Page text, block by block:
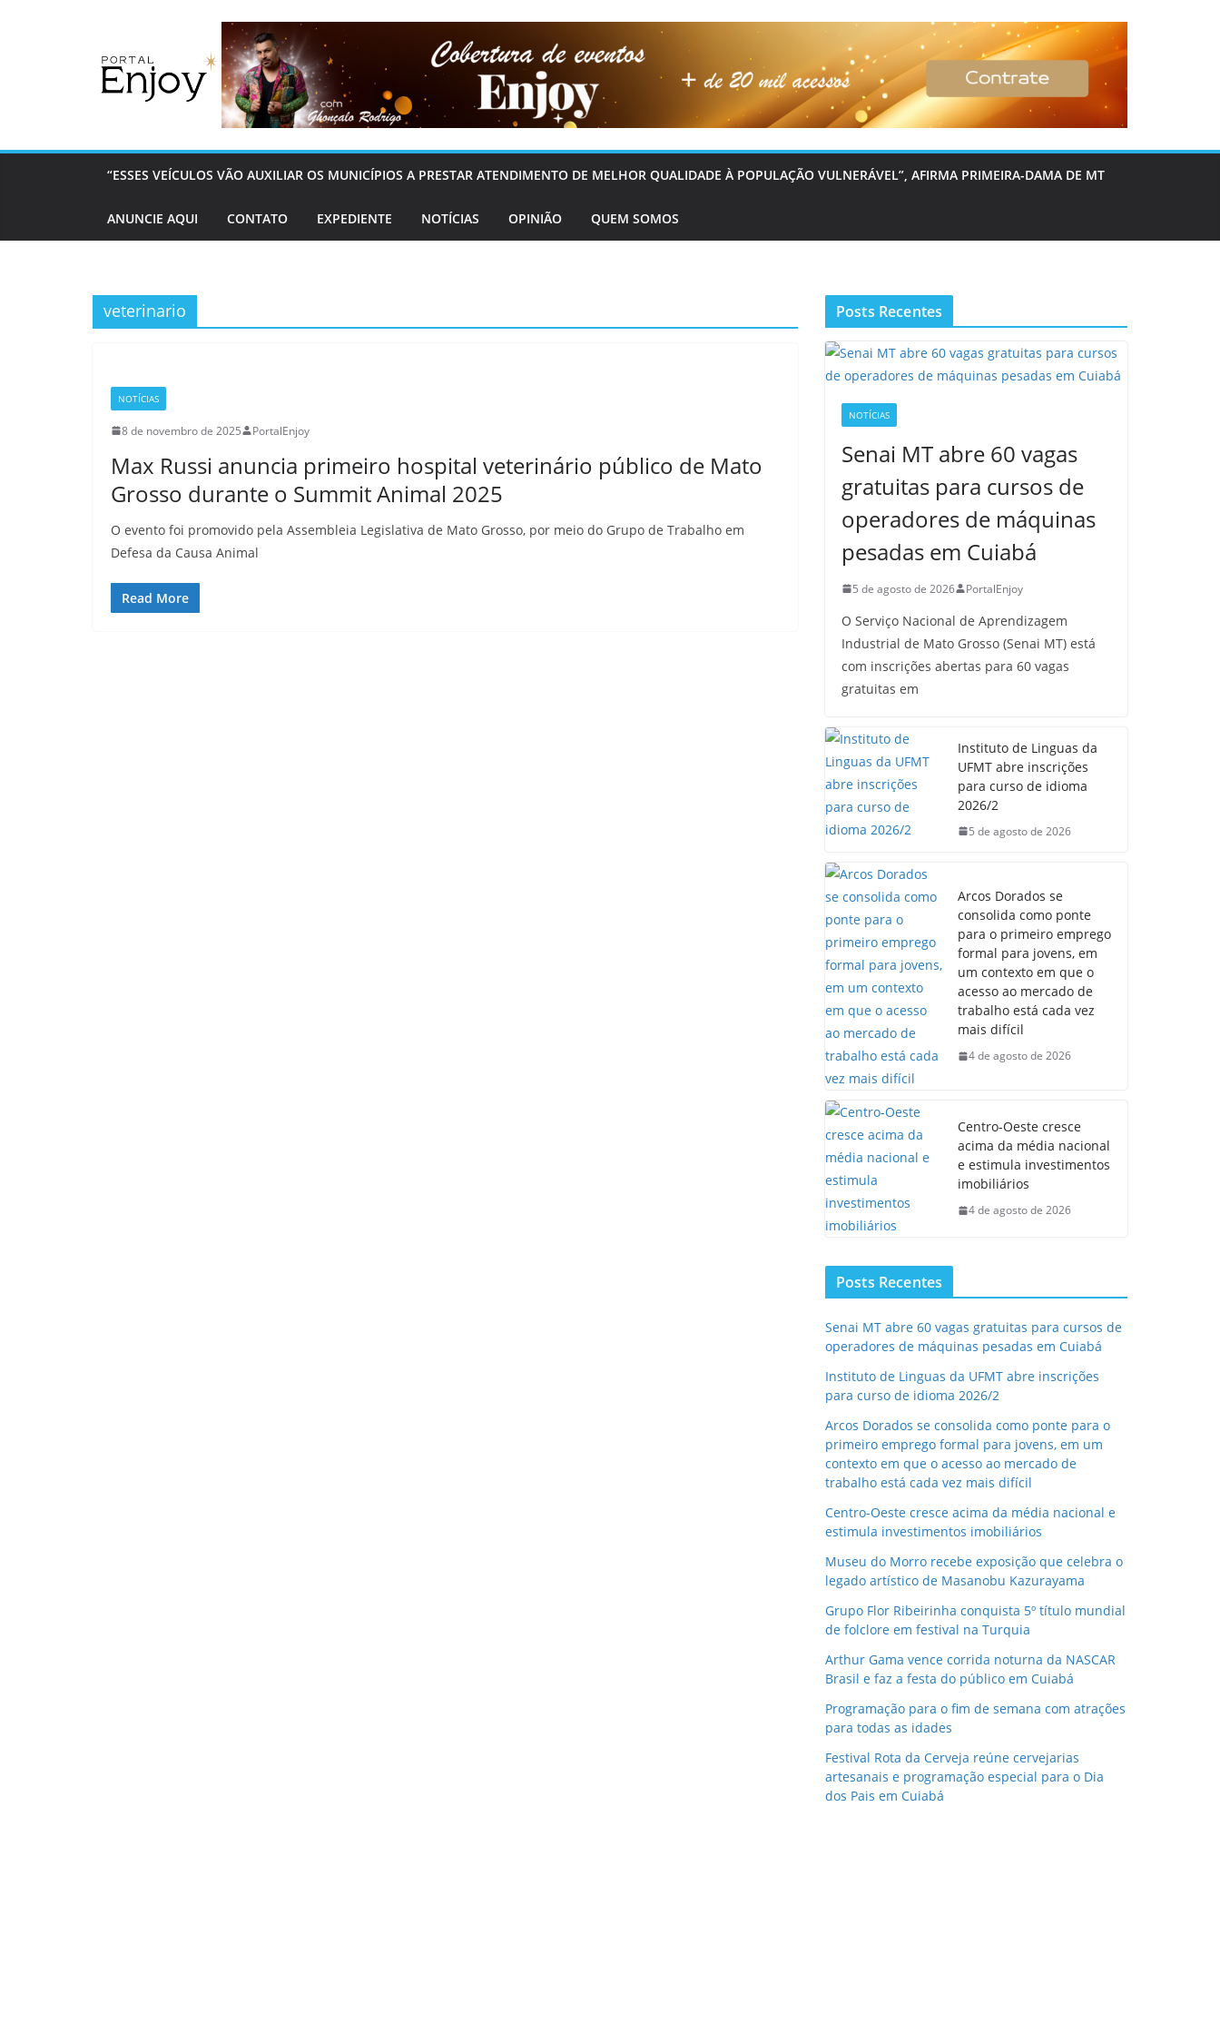
“ESSES VEÍCULOS VÃO AUXILIAR OS MUNICÍPIOS A PRESTAR ATENDIMENTO DE MELHOR QUALIDADE À POPULAÇÃO VULNERÁVEL”, AFIRMA PRIMEIRA-DAMA DE MT
ANUNCIE AQUI CONTATO EXPEDIENTE NOTÍCIAS OPINIÃO QUEM SOMOS
veterinario
NOTÍCIAS
8 de novembro de 2025 PortalEnjoy
Max Russi anuncia primeiro hospital veterinário público de Mato
Grosso durante o Summit Animal 2025
O evento foi promovido pela Assembleia Legislativa de Mato Grosso, por meio do Grupo de Trabalho em
Defesa da Causa Animal
Read More
Posts Recentes
NOTÍCIAS
Senai MT abre 60 vagas
gratuitas para cursos de
operadores de máquinas
pesadas em Cuiabá
5 de agosto de 2026 PortalEnjoy
O Serviço Nacional de Aprendizagem
Industrial de Mato Grosso (Senai MT) está
com inscrições abertas para 60 vagas
gratuitas em
Instituto de Linguas da
UFMT abre inscrições
para curso de idioma
2026/2
5 de agosto de 2026
Arcos Dorados se
consolida como ponte
para o primeiro emprego
formal para jovens, em
um contexto em que o
acesso ao mercado de
trabalho está cada vez
mais difícil
4 de agosto de 2026
Centro-Oeste cresce
acima da média nacional
e estimula investimentos
imobiliários
4 de agosto de 2026
Posts Recentes
Senai MT abre 60 vagas gratuitas para cursos de
operadores de máquinas pesadas em Cuiabá
Instituto de Linguas da UFMT abre inscrições
para curso de idioma 2026/2
Arcos Dorados se consolida como ponte para o
primeiro emprego formal para jovens, em um
contexto em que o acesso ao mercado de
trabalho está cada vez mais difícil
Centro-Oeste cresce acima da média nacional e
estimula investimentos imobiliários
Museu do Morro recebe exposição que celebra o
legado artístico de Masanobu Kazurayama
Grupo Flor Ribeirinha conquista 5º título mundial
de folclore em festival na Turquia
Arthur Gama vence corrida noturna da NASCAR
Brasil e faz a festa do público em Cuiabá
Programação para o fim de semana com atrações
para todas as idades
Festival Rota da Cerveja reúne cervejarias
artesanais e programação especial para o Dia
dos Pais em Cuiabá